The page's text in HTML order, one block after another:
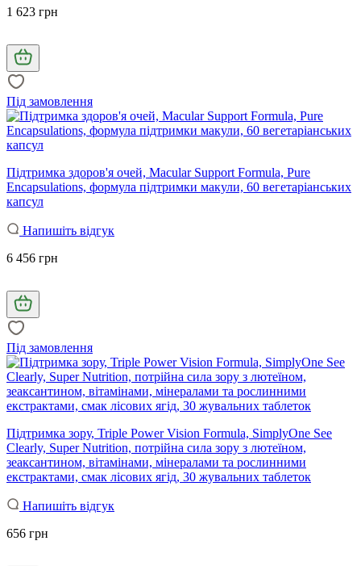
1 623 грн
Під замовлення
Підтримка здоров'я очей, Macular Support Formula, Pure
Encapsulations, формула підтримки макули, 60 вегетаріанських
капсул
Напишіть відгук
6 456 грн
Під замовлення
Підтримка зору, Triple Power Vision Formula, SimplyOne See
Clearly, Super Nutrition, потрійна сила зору з лютеїном,
зеаксантином, вітамінами, мінералами та рослинними
екстрактами, смак лісових ягід, 30 жувальних таблеток
Напишіть відгук
656 грн